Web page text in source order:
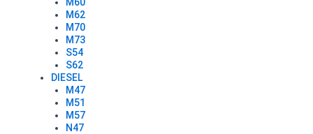
M62
M70
M73
S54
S62
DIESEL
M47
M51
M57
N47